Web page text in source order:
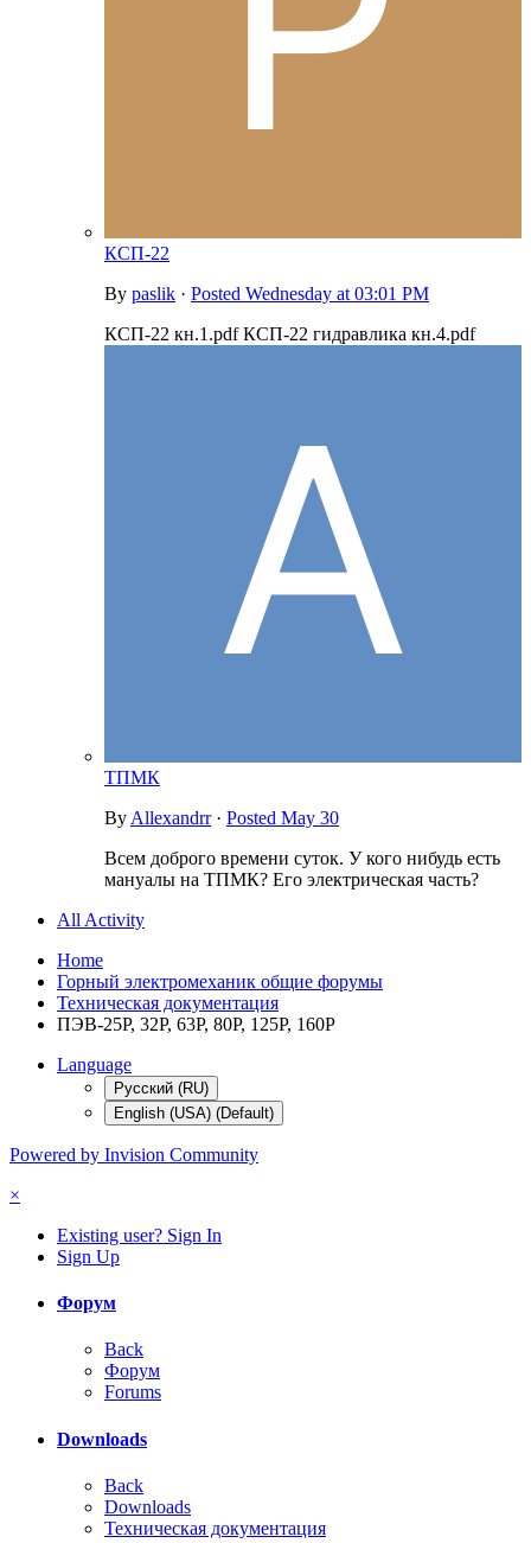
КСП-22
By paslik · Posted Wednesday at 03:01 PM
КСП-22 кн.1.pdf КСП-22 гидравлика кн.4.pdf
ТПМК
By Allexandrr· Posted May 30
Всем доброго времени суток. У кого нибудь есть
мануалы на ТПМК? Его электрическая часть?
All Activity
Home
Горный электромеханик общие форумы
Техническая документация
ПЭВ-25Р, 32Р, 63Р, 80Р, 125Р, 160Р
Language
Русский (RU)
English (USA) (Default)
Powered by Invision Community
×
Existing user? Sign In
Sign Up
Форум
Back
Форум
Forums
Downloads
Back
Downloads
Техническая документация